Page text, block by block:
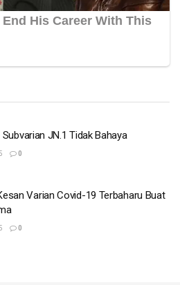
JN.1 Tidak Bahaya
0
Varian Covid-19 Terbaharu Buat
0